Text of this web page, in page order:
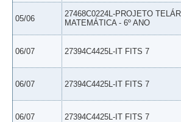
05/06
27468C0224L-PROJETO
MATEMÁTICA - 6º ANO
06/07 27394C4425L-IT FITS 7
06/07 27394C4425L-IT FITS 7
06/07 27394C4425L-IT FITS 7